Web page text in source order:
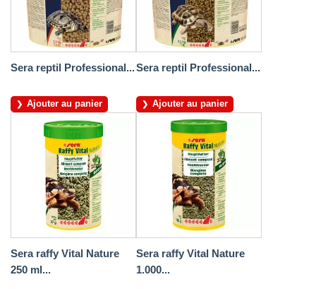
Sera reptil Professional...
Ajouter au panier
Sera reptil Professional...
Ajouter au panier
Sera raffy Vital Nature
250 ml...
Sera raffy Vital Nature
1.000...